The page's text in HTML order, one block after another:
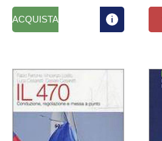
ACQUISTA